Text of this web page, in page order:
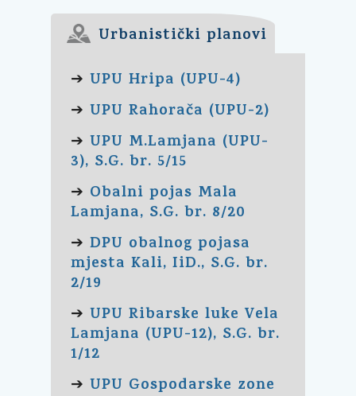
Urbanistički planovi
➔ UPU Hripa (UPU-4)
➔ UPU Rahorača (UPU-2)
➔ UPU M.Lamjana (UPU-
3), S.G. br. 5/15
➔ Obalni pojas Mala
Lamjana, S.G. br. 8/20
➔ DPU obalnog pojasa
mjesta Kali, IiD., S.G. br.
2/19
➔ UPU Ribarske luke Vela
Lamjana (UPU-12), S.G. br.
1/12
➔ UPU Gospodarske zone